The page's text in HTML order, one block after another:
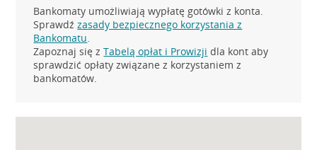
Bankomaty umożliwiają wypłatę gotówki z konta.
Sprawdźzasady bezpiecznego korzystania z
Bankomatu.
Zapoznaj się zTabelą opłat i Prowizji dla kont aby
sprawdzić opłaty związane z korzystaniem z
bankomatów.